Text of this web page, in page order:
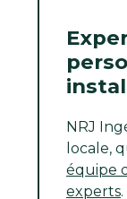
NRJ
locale,
équipe
experts